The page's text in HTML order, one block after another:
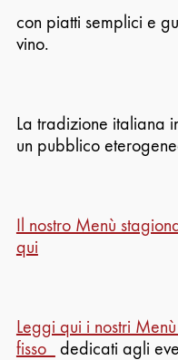
con piatti semplici e
vino.
La tradizione italiana
un pubblico
Il nostro Menù
qui
Leggi qui i nostri
fisso dedicati agli